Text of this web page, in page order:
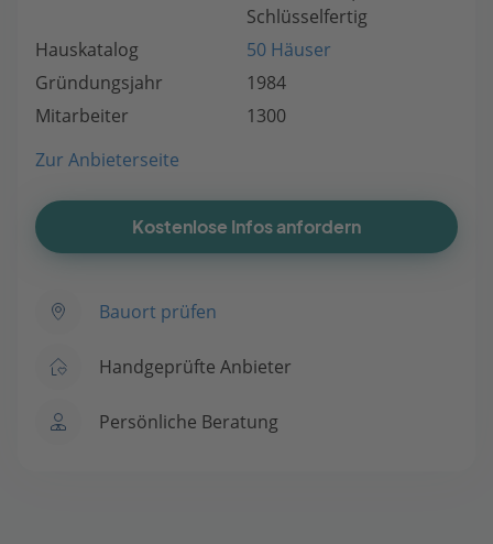
Schlüsselfertig
Hauskatalog
50 Häuser
Gründungsjahr
1984
Mitarbeiter
1300
Zur Anbieterseite
Kostenlose Infos anfordern
Bauort prüfen
Handgeprüfte Anbieter
Persönliche Beratung